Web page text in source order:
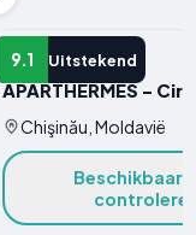
9.1 Uitstekend
APPARTEMENT
APARTHERMES -
Chişinău, Moldavië